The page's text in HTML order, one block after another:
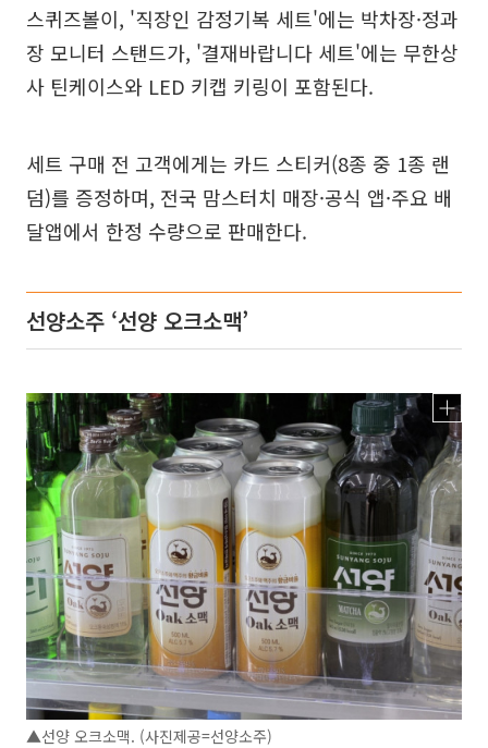
스퀴즈볼이, '직장인 감정기복 세트'에는 박차장·정과
장 모니터 스탠드가, '결재바랍니다 세트'에는 무한상
사 틴케이스와 LED 키캡 키링이 포함된다.
세트 구매 전 고객에게는 카드 스티커(8종 중 1종 랜
덤)를 증정하며, 전국 맘스터치 매장·공식 앱·주요 배
달앱에서 한정 수량으로 판매한다.
선양소주 ‘선양 오크소맥’
▲선양 오크소맥. (사진제공=선양소주)